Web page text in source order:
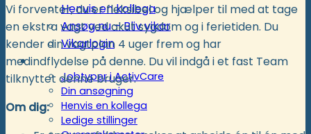
Henvis en kollega
Ansøg nu – Bliv vikar
Vikarlogin
Rekruttering
Jobtyper i ActivCare
Din ansøgning
Henvis en kollega
Ledige stillinger
Vi forventer, du er fleksibel og hjælper til med at tage
en ekstra vagt ved akut sygdom og i ferietiden. Du
kender din vagtplan 4 uger frem og har
medindflydelse på denne. Du vil indgå i et fast Team
tilknyttet denne bruger.
Om dig: